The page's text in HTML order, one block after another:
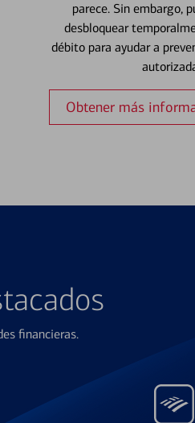
parece. Sin embargo,
desbloquear
débito para ayudar a
Obtener más
financieras.